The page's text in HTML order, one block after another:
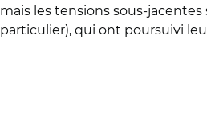
mais les tensions sous-
particulier), qui ont poursuivi